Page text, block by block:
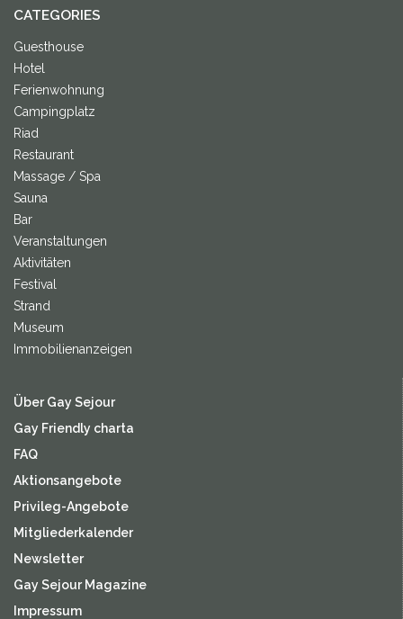
CATEGORIES
Guesthouse
Hotel
Ferienwohnung
Campingplatz
Riad
Restaurant
Massage / Spa
Sauna
Bar
Veranstaltungen
Aktivitäten
Festival
Strand
Museum
Immobilienanzeigen
Über Gay Sejour
Gay Friendly charta
FAQ
Aktionsangebote
Privileg-Angebote
Mitgliederkalender
Newsletter
Gay Sejour Magazine
Impressum